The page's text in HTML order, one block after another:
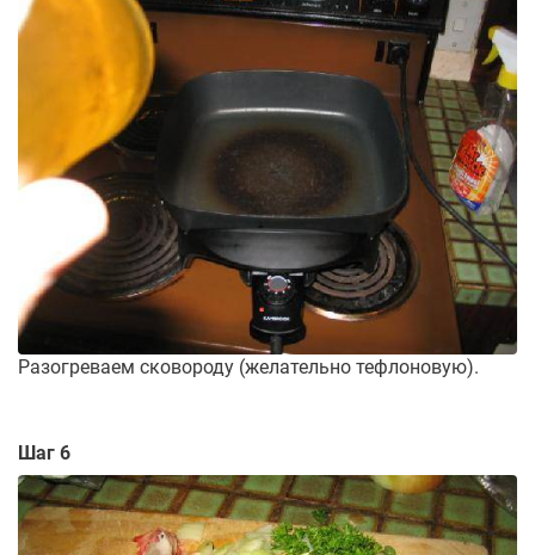
Разогреваем сковороду (желательно тефлоновую).
Шаг 6